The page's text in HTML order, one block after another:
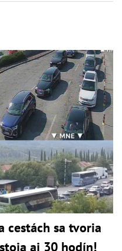
cestách sa tvoria
aj 30 hodín!